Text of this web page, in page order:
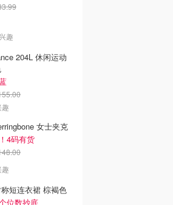
趣
闲运动
女士夹克
4码有货
短连衣裙 棕褐色
位数抄底